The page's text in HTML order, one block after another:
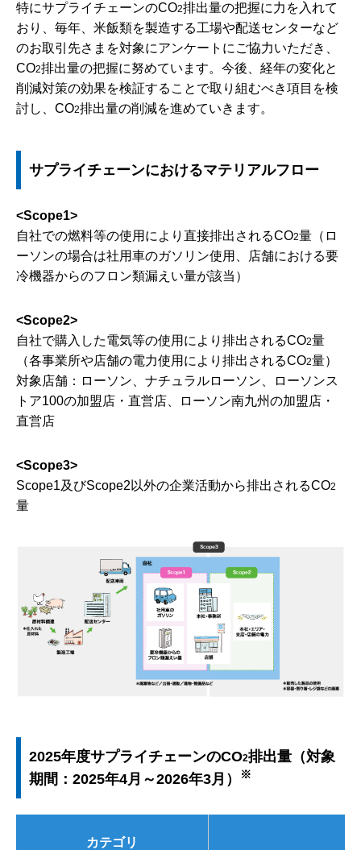
特にサプライチェーンのCO2排出量の把握に力を入れて
おり、毎年、米飯類を製造する工場や配送センターなど
のお取引先さまを対象にアンケートにご協力いただき、
CO2排出量の把握に努めています。今後、経年の変化と
削減対策の効果を検証することで取り組むべき項目を検
討し、CO2排出量の削減を進めていきます。
サプライチェーンにおけるマテリアルフロー
<Scope1>
自社での燃料等の使用により直接排出されるCO2量（ロ
ーソンの場合は社用車のガソリン使用、店舗における要
冷機器からのフロン類漏えい量が該当）
<Scope2>
自社で購入した電気等の使用により排出されるCO2量
（各事業所や店舗の電力使用により排出されるCO2量）
対象店舗：ローソン、ナチュラルローソン、ローソンス
トア100の加盟店・直営店、ローソン南九州の加盟店・
直営店
<Scope3>
Scope1及びScope2以外の企業活動から排出されるCO2
量
2025年度サプライチェーンのCO2排出量（対象
期間：2025年4月～2026年3月）
※
カテゴリ